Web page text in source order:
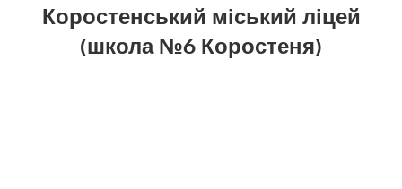
Коростенський міський ліцей
(школа №6 Коростеня)